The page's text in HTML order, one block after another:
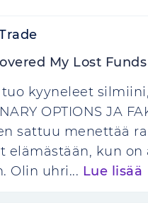
My Lost Funds
tuo kyyneleet
OPTIONS JA
sattuu menettää
elämästään, kun
Olin uhri... Lue lisää